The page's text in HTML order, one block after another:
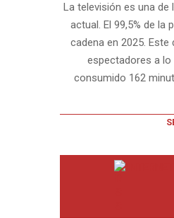
La televisión es una
actual. El 99,5% de la
cadena en 2025.
espectadores a lo
consumido 162